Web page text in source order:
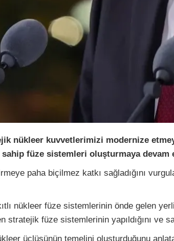
nükleer kuvvetlerimizi modernize
füze sistemleri oluşturmaya devam
paha biçilmez katkı sağladığını
nükleer füze sistemlerinin önde gelen
stratejik füze sistemlerinin yapıldığını ve
üçlüsünün temelini oluşturduğunu